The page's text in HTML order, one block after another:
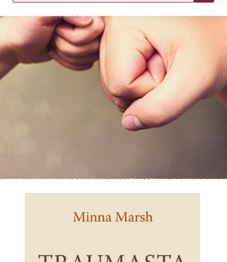
KIRJAUDU SISÄÄN
Etkö ole vielä asiakkaamme?
Luo asiakastili tästä!